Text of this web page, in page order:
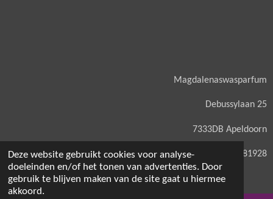
Deze website gebruikt cookies voor analyse-
doeleinden en/of het tonen van advertenties. Door
gebruik te blijven maken van de site gaat u hiermee
akkoord.
Magdalenaswasparfum
Debussylaan 25
7333DB Apeldoorn
KVK: 71581928